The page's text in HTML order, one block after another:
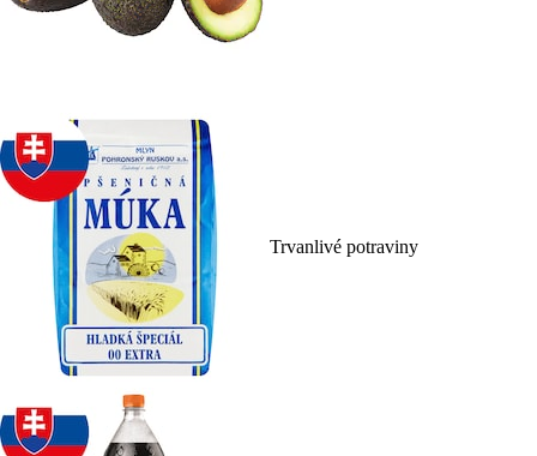
Trvanlivé potraviny